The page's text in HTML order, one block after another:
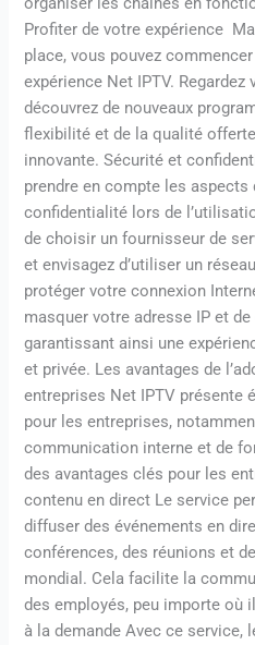
Profiter de votre expérience
place, vous pouvez
expérience Net IPTV.
découvrez de nouveaux
flexibilité et de la qualité
innovante. Sécurité et
prendre en compte les aspects
confidentialité lors de
de choisir un fournisseur de
et envisagez d’utiliser un
protéger votre connexion
masquer votre adresse IP et
garantissant ainsi une
et privée. Les avantages de
entreprises Net IPTV présente
pour les entreprises,
communication interne et de
des avantages clés pour les
contenu en direct Le service
diffuser des événements en
conférences, des réunions et
mondial. Cela facilite la
des employés, peu importe où
à la demande Avec ce service,